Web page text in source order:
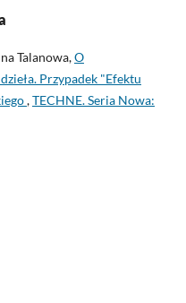
Talanowa,O
Przypadek "Efektu
,TECHNE. Seria Nowa: